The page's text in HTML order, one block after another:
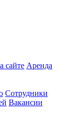
сайте Аренда
Сотрудники
Вакансии